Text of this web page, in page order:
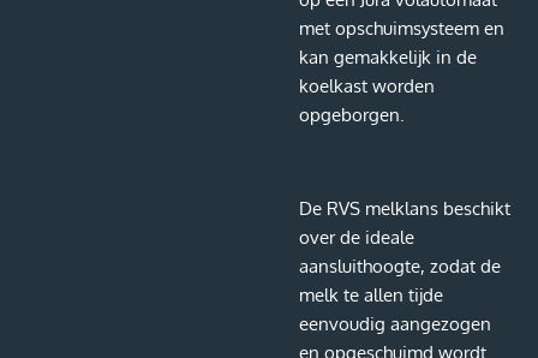
met opschuimsysteem en
kan gemakkelijk in de
koelkast worden
opgeborgen.
De RVS melklans beschikt
over de ideale
aansluithoogte, zodat de
melk te allen tijde
eenvoudig aangezogen
en opgeschuimd wordt.